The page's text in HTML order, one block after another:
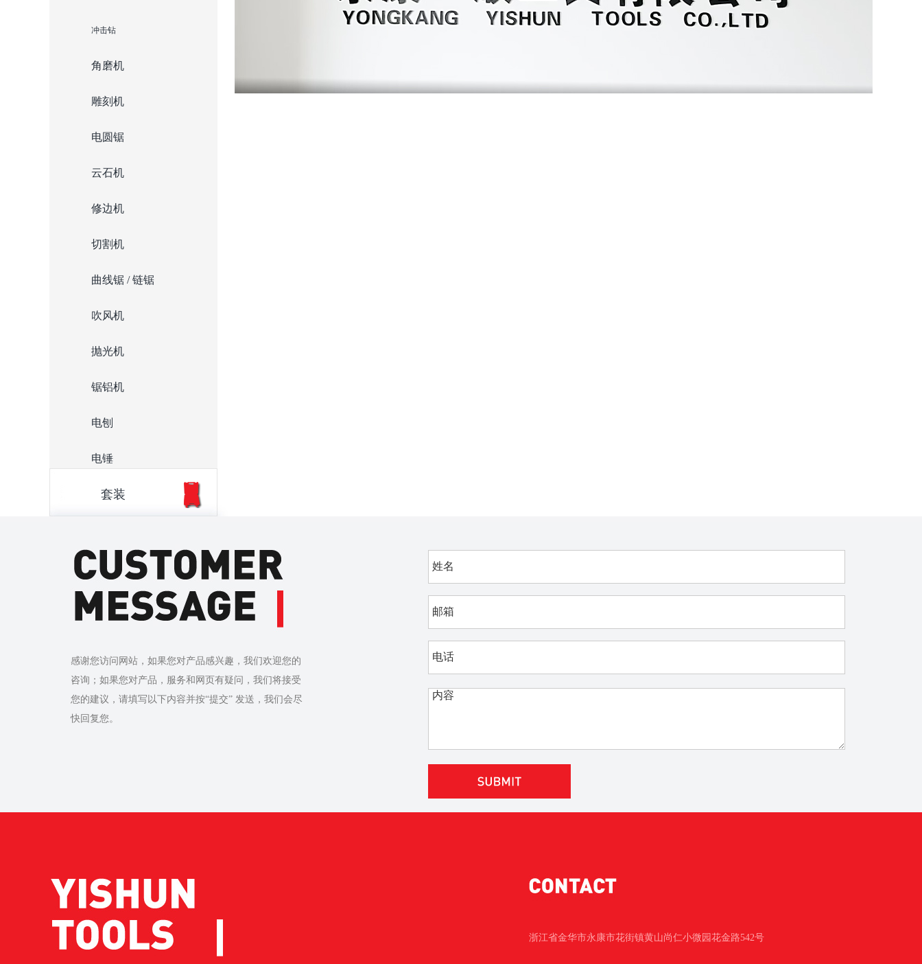
冲击钻
角磨机
雕刻机
电圆锯
云石机
修边机
切割机
曲线锯 / 链锯
吹风机
抛光机
锯铝机
电刨
电锤
套装
感谢您访问网站，如果您对产品感兴趣，我们欢迎您的
咨询；如果您对产品，服务和网页有疑问，我们将接受
您的建议，请填写以下内容并按“提交” 发送，我们会尽
快回复您。
浙江省金华市永康市花街镇黄山尚仁小微园花金路542号